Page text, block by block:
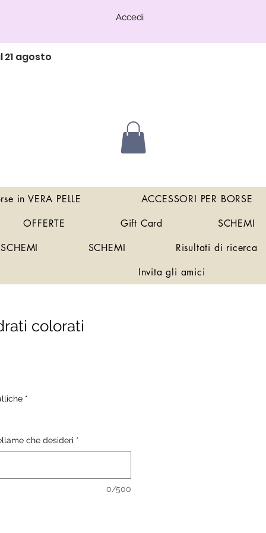
Accedi
agosto
colorati
*
che desideri *
0/500
in VERA PELLE
ACCESSORI PER BORSE
OFFERTE Gift Card
SCHEMI
SCHEMI SCHEMI
Risultati di ricerca
Invita gli amici